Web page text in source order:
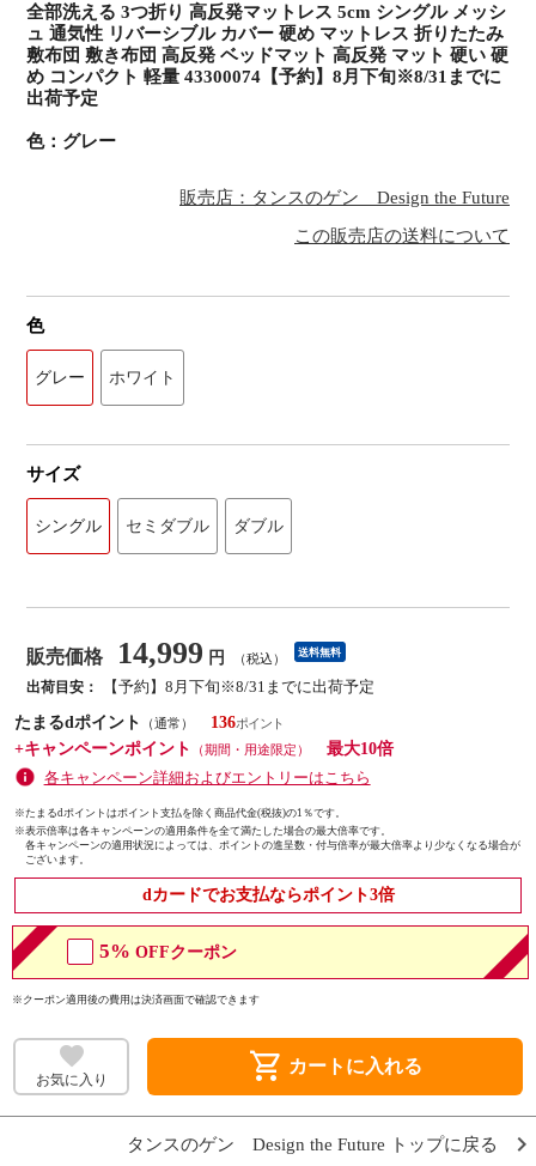
全部洗える 3つ折り 高反発マットレス 5cm シングル メッシ
ュ 通気性 リバーシブル カバー 硬め マットレス 折りたたみ
敷布団 敷き布団 高反発 ベッドマット 高反発 マット 硬い 硬
め コンパクト 軽量 43300074【予約】8月下旬※8/31までに
出荷予定
色：グレー
販売店：タンスのゲン Design the Future
この販売店の送料について
色
グレー ホワイト
サイズ
シングル セミダブル ダブル
販売価格 14,999 円 （税込） 送料無料
出荷目安：
【予約】8月下旬※8/31までに出荷予定
たまるdポイント
（通常）
136
+キャンペーンポイント
（期間・用途限定）
最大10倍
各キャンペーン詳細およびエントリーはこちら
※たまるdポイントはポイント支払を除く商品代金(税抜)の1％です。
※表示倍率は各キャンペーンの適用条件を全て満たした場合の最大倍率です。
各キャンペーンの適用状況によっては、ポイントの進呈数・付与倍率が最大倍率より少なくなる場合が
ございます。
dカードでお支払ならポイント3倍
5% OFFクーポン
※クーポン適用後の費用は決済画面で確認できます
お気に入り shopping_cart カートに入れる
タンスのゲン Design the Future トップに戻る